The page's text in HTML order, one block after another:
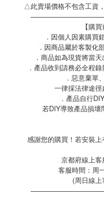
△此賣場價格不包含工資
【購
．因個人因素購買
．因商品屬於客製化
．商品如為現貨將當
．產品收到請務必全程
．惡意棄單
一律採法律途徑
．產品自行
若DIY導致產品損壞
感謝您的購買！若安裝上
京都府線上
客服時間：周
(周日線